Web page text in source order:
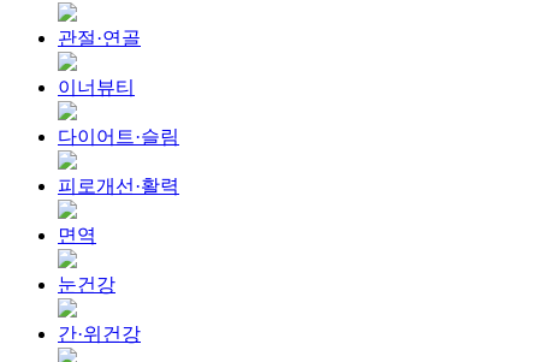
관절·연골
이너뷰티
다이어트·슬림
피로개선·활력
면역
눈건강
간·위건강